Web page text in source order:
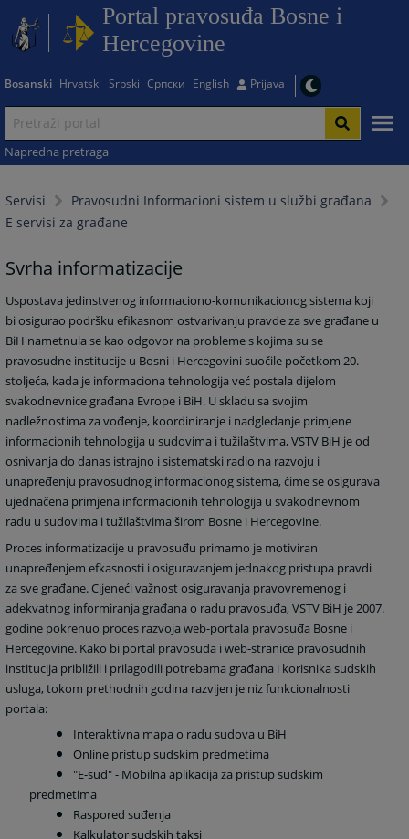
Portal pravosuđa Bosne i
Hercegovine
Bosanski Hrvatski Srpski Српски English Prijava
Napredna pretraga
Servisi
Pravosudni Informacioni sistem u službi građana
E servisi za građane
Svrha informatizacije
Uspostava jedinstvenog informaciono-komunikacionog sistema koji
bi osigurao podršku efikasnom ostvarivanju pravde za sve građane u
BiH nametnula se kao odgovor na probleme s kojima su se
pravosudne institucije u Bosni i Hercegovini suočile početkom 20.
stoljeća, kada je informaciona tehnologija već postala dijelom
svakodnevnice građana Evrope i BiH. U skladu sa svojim
nadležnostima za vođenje, koordiniranje i nadgledanje primjene
informacionih tehnologija u sudovima i tužilaštvima, VSTV BiH je od
osnivanja do danas istrajno i sistematski radio na razvoju i
unapređenju pravosudnog informacionog sistema, čime se osigurava
ujednačena primjena informacionih tehnologija u svakodnevnom
radu u sudovima i tužilaštvima širom Bosne i Hercegovine.
Proces informatizacije u pravosuđu primarno je motiviran
unapređenjem efkasnosti i osiguravanjem jednakog pristupa pravdi
za sve građane. Cijeneći važnost osiguravanja pravovremenog i
adekvatnog informiranja građana o radu pravosuđa, VSTV BiH je 2007.
godine pokrenuo proces razvoja web-portala pravosuđa Bosne i
Hercegovine. Kako bi portal pravosuđa i web-stranice pravosudnih
institucija približili i prilagodili potrebama građana i korisnika sudskih
usluga, tokom prethodnih godina razvijen je niz funkcionalnosti
portala:
Interaktivna mapa o radu sudova u BiH
Online pristup sudskim predmetima
"E-sud" - Mobilna aplikacija za pristup sudskim
predmetima
Raspored suđenja
Kalkulator sudskih taksi